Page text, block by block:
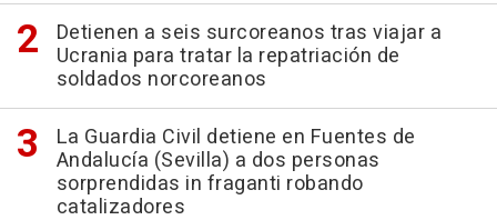
Detienen a seis surcoreanos tras viajar a
Ucrania para tratar la repatriación de
soldados norcoreanos
La Guardia Civil detiene en Fuentes de
Andalucía (Sevilla) a dos personas
sorprendidas in fraganti robando
catalizadores